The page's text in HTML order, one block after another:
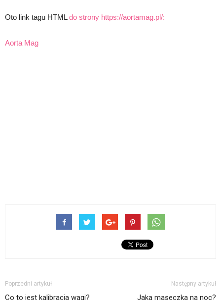
Oto link tagu HTMLdo strony https://aortamag.pl/:
Aorta Mag
Poprzedni artykuł
Co to jest kalibracja wagi?
Następny artykuł
Jaka maseczka na noc?